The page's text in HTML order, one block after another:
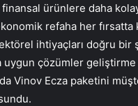
ürünlere daha kolay
refaha her fırsatta
ihtiyaçları doğru bir
çözümler geliştirme
Vinov Ecza paketini